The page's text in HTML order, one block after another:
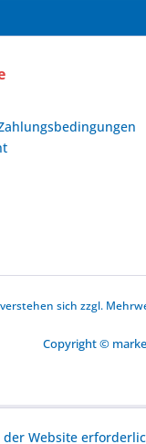
sich zzgl.
Copyright ©
Website